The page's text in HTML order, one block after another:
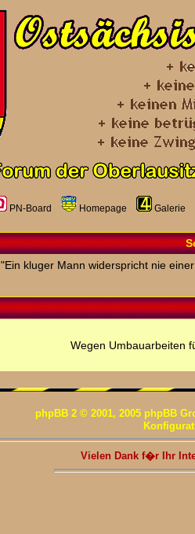
PN-Board Homepage Galerie
"Ein kluger Mann widerspricht nie
Wegen Umbauarbeiten
phpBB 2 © 2001, 2005 phpBB
Vielen Dank f�r Ihr